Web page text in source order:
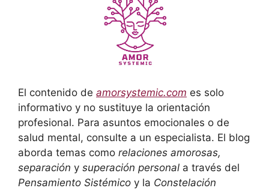
El contenido de amorsystemic.com es solo
informativo y no sustituye la orientación
profesional. Para asuntos emocionales o de
salud mental, consulte a un especialista. El blog
aborda temas como relaciones amorosas,
separación y superación personal a través del
Pensamiento Sistémico y la Constelación